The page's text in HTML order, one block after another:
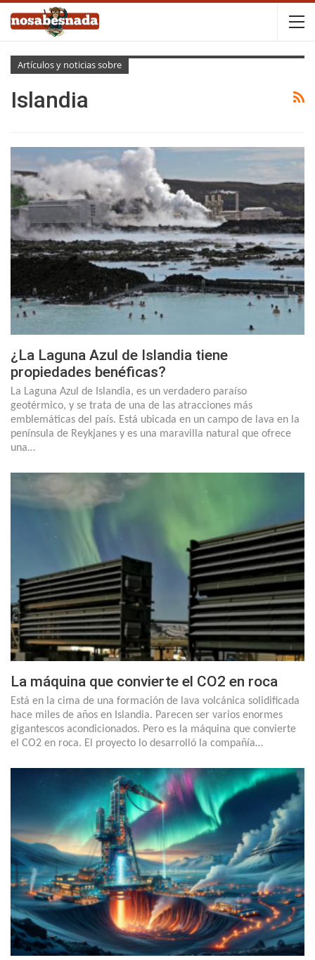
Artículos y noticias sobre
Islandia
¿La Laguna Azul de Islandia tiene
propiedades benéficas?
La Laguna Azul de Islandia, es un verdadero paraíso
geotérmico, y se trata de una de las atracciones más
emblemáticas del país. Está ubicada en un campo de lava en la
península de Reykjanes y es una maravilla natural que ofrece
una…
La máquina que convierte el CO2 en roca
Está en la cima de una formación de lava volcánica solidificada
hace miles de años en Islandia. Parecen ser varios enormes
gigantescos acondicionados. Pero es la máquina que convierte
el CO2 en roca. El proyecto lo desarrolló la compañía…